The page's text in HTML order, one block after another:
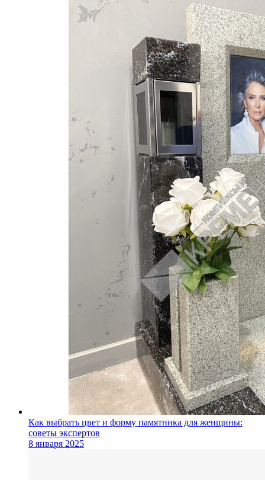
Как выбрать цвет и форму памятника для женщины:
советы экспертов
8 января 2025